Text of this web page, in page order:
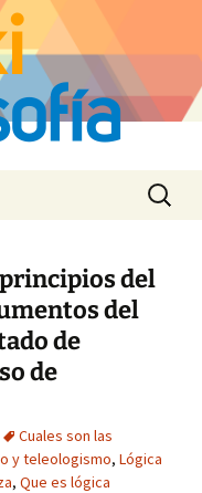
Buscar:
del
del
de
de
Cuales son las
y teleologismo, Lógica
, Que es lógica